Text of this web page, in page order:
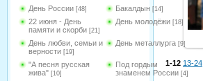
День России [48] Бакалдын [14]
22 июня - День
памяти и скорби [21]
День молодёжи [18]
День любви, семьи и
верности [19]
День металлурга [9]
"А песня русская
жива" [10]
Под гордым
знаменем России [4]
1-12 13-24